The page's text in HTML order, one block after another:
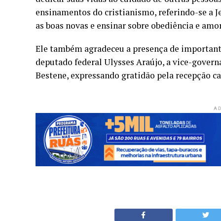
ensinamentos do cristianismo, referindo-se a
as boas novas e ensinar sobre obediência e
Ele também agradeceu a presença de
deputado federal Ulysses Araújo, a vice-
Bestene, expressando gratidão pela recepção